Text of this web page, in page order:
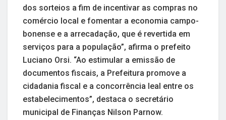
dos sorteios a fim de incentivar as compras no
comércio local e fomentar a economia campo-
bonense e a arrecadação, que é revertida em
serviços para a população”, afirma o prefeito
Luciano Orsi. “Ao estimular a emissão de
documentos fiscais, a Prefeitura promove a
cidadania fiscal e a concorrência leal entre os
estabelecimentos”, destaca o secretário
municipal de Finanças Nilson Parnow.